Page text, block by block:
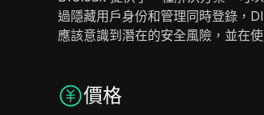
過隱藏用戶身份和管理同時登錄，
應該意識到潛在的安全風險，並在
價格